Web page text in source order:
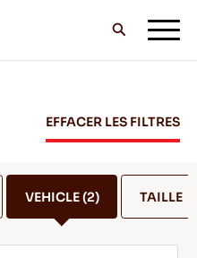
EFFACER LES FILTRES
VEHICLE(2) TAILLE